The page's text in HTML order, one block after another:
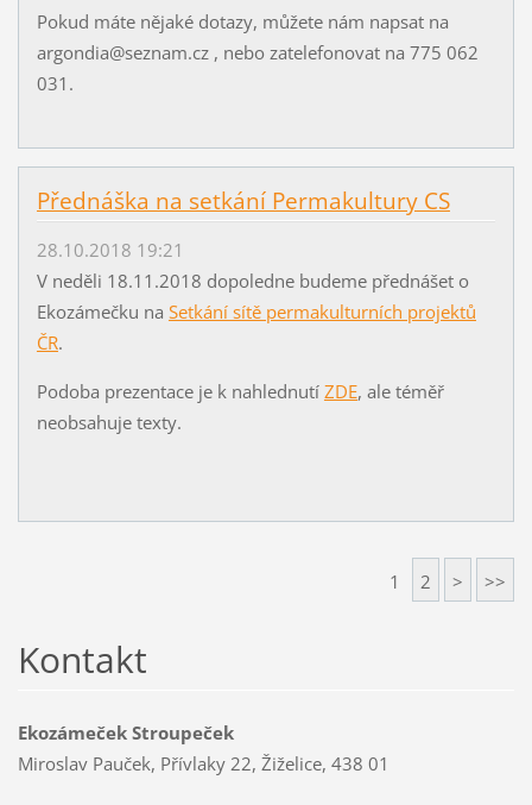
Pokud máte nějaké dotazy, můžete nám napsat na
argondia@seznam.cz , nebo zatelefonovat na 775 062
031.
Přednáška na setkání Permakultury CS
28.10.2018 19:21
V neděli 18.11.2018 dopoledne budeme přednášet o
Ekozámečku na Setkání sítě permakulturních projektů
ČR.
Podoba prezentace je k nahlednutí ZDE, ale téměř
neobsahuje texty.
1 2 > >>
Kontakt
Ekozámeček Stroupeček
Miroslav Pauček, Přívlaky 22, Žiželice, 438 01